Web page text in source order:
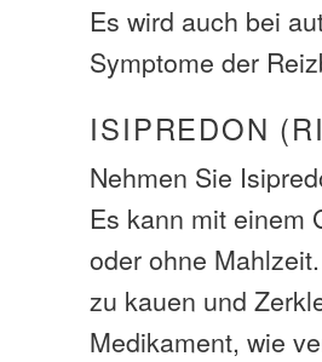
Es wird auch bei
Symptome der
ISIPREDON
Nehmen Sie
Es kann mit einem
oder ohne
zu kauen und
Medikament, wie